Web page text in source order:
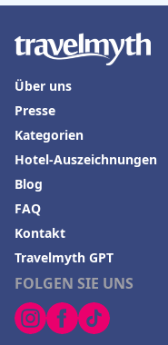
FOLGEN SIE UNS
Über uns
Presse
Kategorien
Hotel-Auszeichnungen
Blog
FAQ
Kontakt
Travelmyth GPT